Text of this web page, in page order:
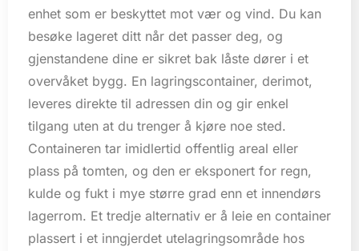
enhet som er beskyttet mot vær og vind. Du kan
besøke lageret ditt når det passer deg, og
gjenstandene dine er sikret bak låste dører i et
overvåket bygg. En lagringscontainer, derimot,
leveres direkte til adressen din og gir enkel
tilgang uten at du trenger å kjøre noe sted.
Containeren tar imidlertid offentlig areal eller
plass på tomten, og den er eksponert for regn,
kulde og fukt i mye større grad enn et innendørs
lagerrom. Et tredje alternativ er å leie en container
plassert i et inngjerdet utelagringsområde hos